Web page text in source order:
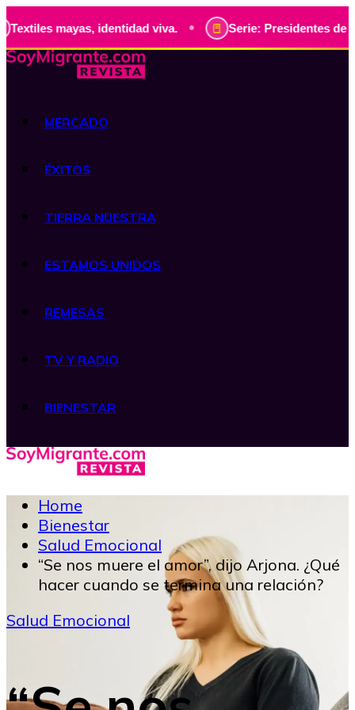
identidad viva. • Serie: Presidentes de
MERCADO
ÉXITOS
TIERRA NUESTRA
ESTAMOS UNIDOS
REMESAS
TV Y RADIO
BIENESTAR
Home
Bienestar
Salud Emocional
“Se nos muere el amor”, dijo Arjona. ¿Qué
hacer cuando se termina una relación?
Salud Emocional